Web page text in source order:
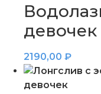
девочек
2190,00 ₽